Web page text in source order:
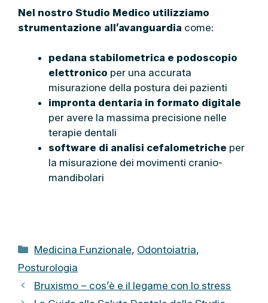
Nel nostro Studio Medico utilizziamo
strumentazione all’avanguardia come:
pedana stabilometrica e podoscopio
elettronico per una accurata
misurazione della postura dei pazienti
impronta dentaria in formato digitale
per avere la massima precisione nelle
terapie dentali
software di analisi cefalometriche per
la misurazione dei movimenti cranio-
mandibolari
C
a
e
Medicina Funzionale, Odontoiatria,
Posturologia
Bruxismo – cos’è e il legame con lo stress